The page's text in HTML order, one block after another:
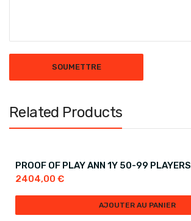
Related Products
PROOF OF PLAY ANN 1Y 50-99 PLAYERS
2404,00 €
AJOUTER AU PANIER